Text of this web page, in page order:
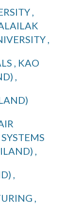
,
,
, KAO
,
,
,
,